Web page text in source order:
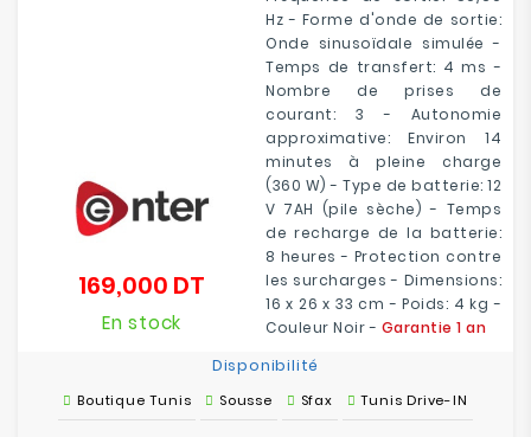
Hz - Forme d'onde de sortie:
Onde sinusoïdale simulée -
Temps de transfert: 4 ms -
Nombre de prises de
courant: 3 - Autonomie
approximative: Environ 14
minutes à pleine charge
(360 W) - Type de batterie: 12
V 7AH (pile sèche) - Temps
de recharge de la batterie:
8 heures - Protection contre
les surcharges - Dimensions:
16 x 26 x 33 cm - Poids: 4 kg -
Couleur Noir - Garantie 1 an
169,000 DT
En stock
Disponibilité
Boutique Tunis Sousse Sfax Tunis Drive-IN